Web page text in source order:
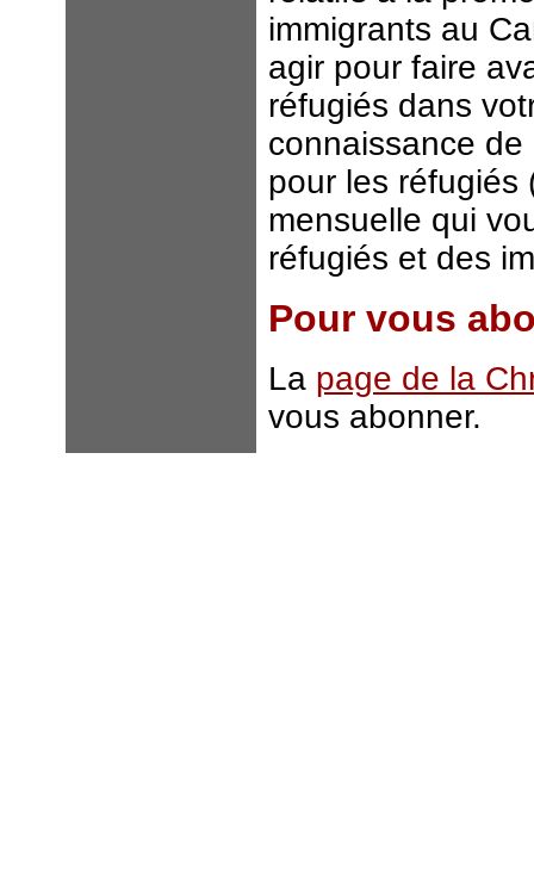
immigrants au
agir pour faire
réfugiés dans
connaissance
pour les réfugiés
mensuelle qui
réfugiés et des
Pour vous
La page de la
vous abonner.